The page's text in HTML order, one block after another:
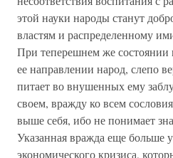
этой науки народы станут
властям и распределенному
При теперешнем же состоянии
ее направлении народ, слепо
питает во внушенных ему
своем, вражду ко всем
выше себя, ибо не понимает
Указанная вражда еще больше
экономического кризиса,